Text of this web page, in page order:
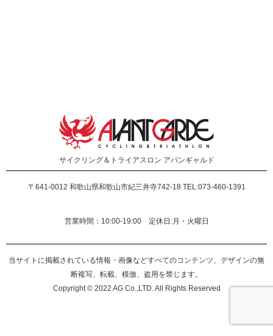
サイクリング＆トライアスロン アバンギャルド
〒641-0012 和歌山県和歌山市紀三井寺742-18 TEL:073-460-1391
営業時間：10:00-19:00 定休日:月・火曜日
当サイトに掲載されている情報・画像などすべてのコンテンツ、デザインの無
断複写、転載、模倣、盗用を禁じます。
Copyright © 2022 AG Co.,LTD. All Rights Reserved